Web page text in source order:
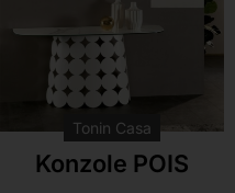
Tonin Casa
Konzole POIS